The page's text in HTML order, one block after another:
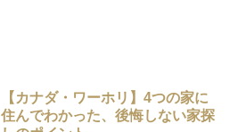
【カナダ・ワーホリ】4つの家に
住んでわかった、後悔しない家探